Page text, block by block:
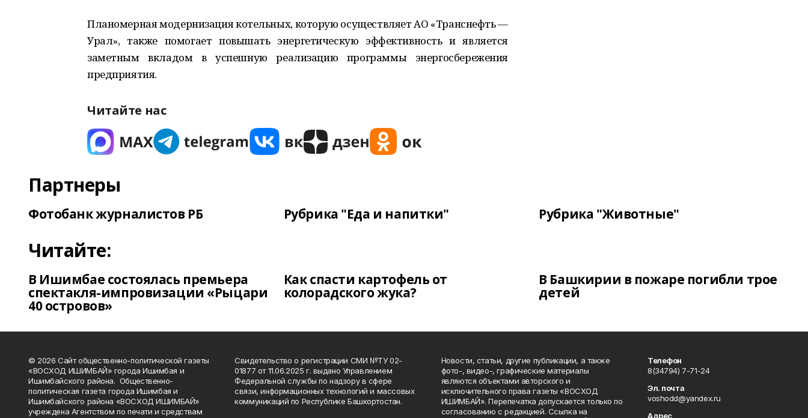
Планомерная модернизация котельных, которую осуществляет АО «Транснефть —
Урал», также помогает повышать энергетическую эффективность и является
заметным вкладом в успешную реализацию программы энергосбережения
предприятия.
Читайте нас
Партнеры
Фотобанк журналистов РБ Рубрика "Еда и напитки" Рубрика "Животные"
Читайте:
В Ишимбае состоялась премьера
спектакля-импровизации «Рыцари
40 островов»
Как спасти картофель от
колорадского жука?
В Башкирии в пожаре погибли трое
детей
© 2026 Сайт общественно-политической газеты
«ВОСХОД ИШИМБАЙ» города Ишимбая и
Ишимбайского района. Общественно-
политическая газета города Ишимбая и
Ишимбайского района «ВОСХОД ИШИМБАЙ»
учреждена Агентством по печати и средствам
Свидетельство о регистрации СМИ №ТУ 02-
01877 от 11.06.2025 г. выдано Управлением
Федеральной службы по надзору в сфере
связи, информационных технологий и массовых
коммуникаций по Республике Башкортостан.
Новости, статьи, другие публикации, а также
фото-, видео-, графические материалы
являются объектами авторского и
исключительного права газеты «ВОСХОД
ИШИМБАЙ». Перепечатка допускается только по
согласованию с редакцией. Ссылка на
Телефон
8(34794) 7-71-24
Эл. почта
voshodd@yandex.ru
Адрес